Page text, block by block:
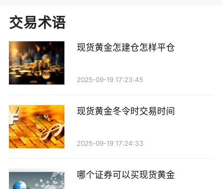
能更快地反映价格变化。
二、设置MA的周期
选择合适的MA周期对于现货黄金的分析至关重
1. 短期MA（如5日、10日）：适合短线交易者，可
以快速捕捉到市场的短期波动。当价格突破短期MA
时，可能意味着短期买入或卖出信号。 2. 中期MA（如
场的中期趋势。中期MA常用于确认趋势的持续性，避
交易术语
现货黄金怎建仓怎样平仓
2025-09-19 17:23:45
现货黄金冬令时交易时间
2025-09-19 17:24:33
哪个证券可以买现货黄金